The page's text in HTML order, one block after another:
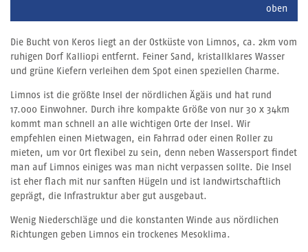
oben
Die Bucht von Keros liegt an der Ostküste von Limnos, ca. 2km vom
ruhigen Dorf Kalliopi entfernt. Feiner Sand, kristallklares Wasser
und grüne Kiefern verleihen dem Spot einen speziellen Charme.
Limnos ist die größte Insel der nördlichen Ägäis und hat rund
17.000 Einwohner. Durch ihre kompakte Größe von nur 30 x 34km
kommt man schnell an alle wichtigen Orte der Insel. Wir
empfehlen einen Mietwagen, ein Fahrrad oder einen Roller zu
mieten, um vor Ort flexibel zu sein, denn neben Wassersport findet
man auf Limnos einiges was man nicht verpassen sollte. Die Insel
ist eher flach mit nur sanften Hügeln und ist landwirtschaftlich
geprägt, die Infrastruktur aber gut ausgebaut.
Wenig Niederschläge und die konstanten Winde aus nördlichen
Richtungen geben Limnos ein trockenes Mesoklima.